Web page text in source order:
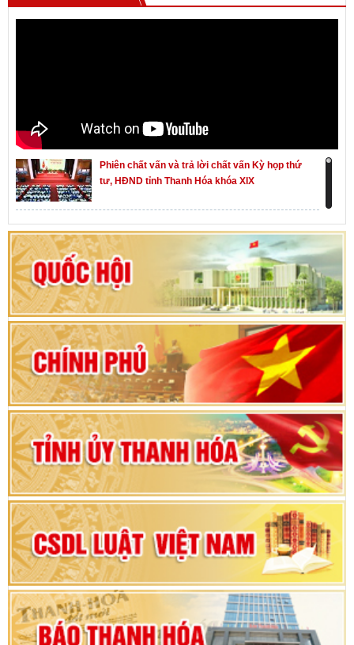
Phiên chất vấn và trả lời chất vấn Kỳ họp thứ
tư, HĐND tỉnh Thanh Hóa khóa XIX
Khai mạc kỳ họp thứ Nhất, Quốc hội khóa XVI
Hướng dẫn quy trình bỏ phiếu bầu cử ĐBQH
khoá XVI và đại biểu HĐND các cấp nhiệm kỳ
2026-2031
80 năm Quốc hội Việt Nam: vì lợi ích Nhân dân,
vì sự phát triển của đất nước
Bộ Chính trị duyệt nội dung Đại hội đại biểu
Đảng bộ tỉnh Thanh Hóa lần thứ XX, nhiệm kỳ
2025 - 2030
Đại hội đại biểu Đảng bộ xã Yên Thọ lần thứ I,
nhiệm kỳ 2025 – 2030
Đại hội Đảng bộ xã Yên Ninh lần thứ nhất,
nhiệm kỳ 2025 - 2030
Khai mạc Kỳ họp bất thường lần thứ 9, Quốc
hội khóa XV